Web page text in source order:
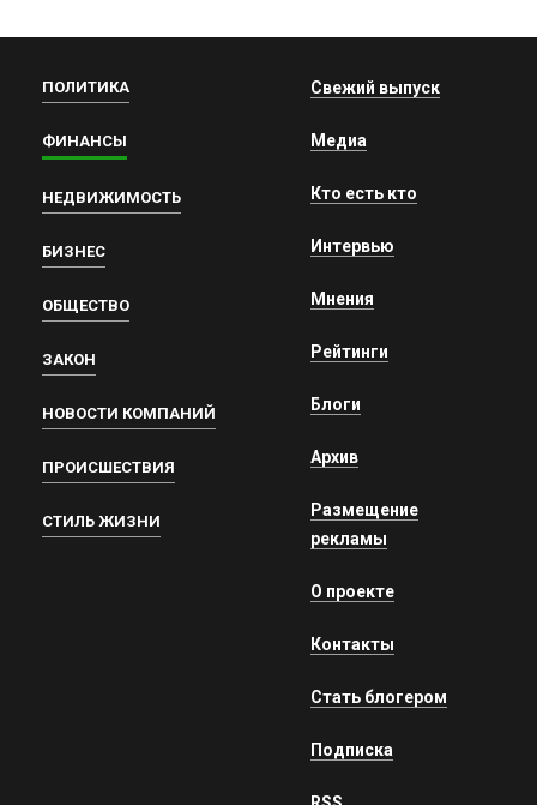
ПОЛИТИКА
ФИНАНСЫ
НЕДВИЖИМОСТЬ
БИЗНЕС
ОБЩЕСТВО
ЗАКОН
НОВОСТИ КОМПАНИЙ
ПРОИСШЕСТВИЯ
СТИЛЬ ЖИЗНИ
Свежий выпуск
Медиа
Кто есть кто
Интервью
Мнения
Рейтинги
Блоги
Архив
Размещение
рекламы
О проекте
Контакты
Стать блогером
Подписка